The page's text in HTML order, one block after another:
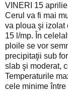
VINERI 15 aprilie
Cerul va fi mai
va ploua şi izolat
15 l/mp. În
ploile se vor
precipitaţii sub
slab şi moderat,
Temperaturile
cele minime